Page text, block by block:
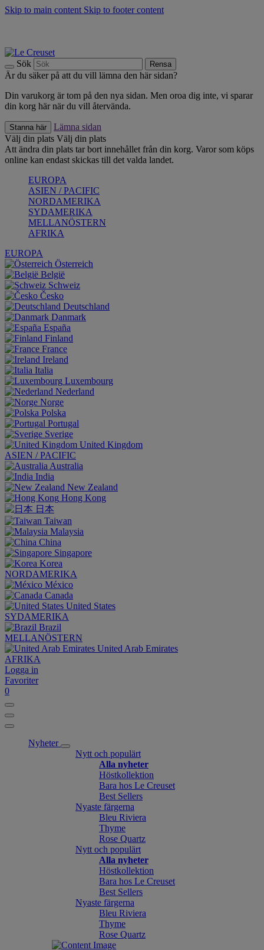
Skip to main content Skip to footer content
Sök Rensa
Är du säker på att du vill lämna den här sidan?
Din varukorg är tom på den nya sidan. Men oroa dig inte, vi sparar
din korg här när du vill återvända.
Stanna här
Lämna sidan
Välj din plats Välj din plats
Att ändra din plats tar bort innehållet från din korg. Varor som köps
online kan endast skickas till det valda landet.
EUROPA
ASIEN / PACIFIC
NORDAMERIKA
SYDAMERIKA
MELLANÖSTERN
AFRIKA
EUROPA
Österreich
België
Schweiz
Česko
Deutschland
Danmark
España
Finland
France
Ireland
Italia
Luxembourg
Nederland
Norge
Polska
Portugal
Sverige
United Kingdom
ASIEN / PACIFIC
Australia
India
New Zealand
Hong Kong
日本
Taiwan
Malaysia
China
Singapore
Korea
NORDAMERIKA
México
Canada
United States
SYDAMERIKA
Brazil
MELLANÖSTERN
United Arab Emirates
AFRIKA
Logga in
Favoriter
0
Nyheter
Nytt och populärt
Alla nyheter
Höstkollektion
Bara hos Le Creuset
Best Sellers
Nyaste färgerna
Bleu Riviera
Thyme
Rose Quartz
Nytt och populärt
Alla nyheter
Höstkollektion
Bara hos Le Creuset
Best Sellers
Nyaste färgerna
Bleu Riviera
Thyme
Rose Quartz